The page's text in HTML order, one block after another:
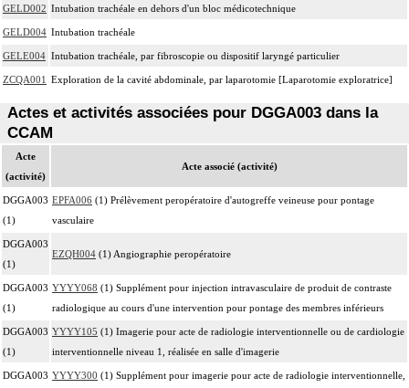
GELD002 Intubation trachéale en dehors d'un bloc médicotechnique
GELD004 Intubation trachéale
GELE004 Intubation trachéale, par fibroscopie ou dispositif laryngé particulier
ZCQA001 Exploration de la cavité abdominale, par laparotomie [Laparotomie exploratrice]
Actes et activités associées pour DGGA003 dans la
CCAM
Acte
(activité)
Acte associé (activité)
DGGA003
(1)
EPFA006 (1) Prélèvement peropératoire d'autogreffe veineuse pour pontage
vasculaire
DGGA003
(1)
EZQH004 (1) Angiographie peropératoire
DGGA003
(1)
YYYY068 (1) Supplément pour injection intravasculaire de produit de contraste
radiologique au cours d'une intervention pour pontage des membres inférieurs
DGGA003
(1)
YYYY105 (1) Imagerie pour acte de radiologie interventionnelle ou de cardiologie
interventionnelle niveau 1, réalisée en salle d'imagerie
DGGA003 YYYY300 (1) Supplément pour imagerie pour acte de radiologie interventionnelle,